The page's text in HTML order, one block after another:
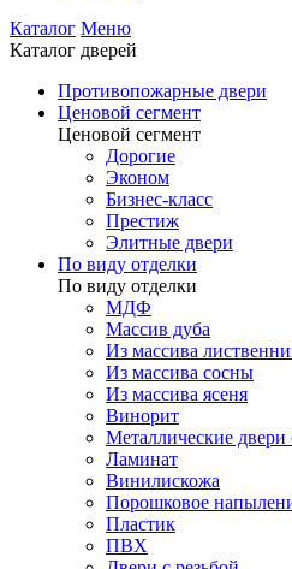
Каталог Меню
Каталог дверей
Противопожарные двери
Ценовой сегмент
Ценовой сегмент
Дорогие
Эконом
Бизнес-класс
Престиж
Элитные двери
По виду отделки
По виду отделки
МДФ
Массив дуба
Из массива
Из массива сосны
Из массива ясеня
Винорит
Металлические
Ламинат
Винилискожа
Порошковое
Пластик
ПВХ